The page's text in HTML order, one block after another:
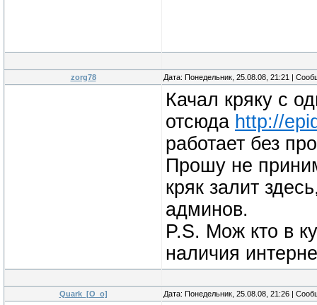
zorg78 Дата: Понедельник, 25.08.08, 21:21 |
Качал кряку с
отсюда http://
работает без
Прошу не
кряк залит
админов.
P.S. Мож кто в
наличия
Quark_[O_o] Дата: Понедельник, 25.08.08, 21:26 |